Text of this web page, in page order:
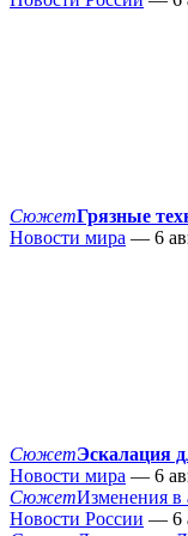
СюжетГрязные
Новости мира — 6
СюжетЭскалация
Новости мира — 6
СюжетИзменения в
Новости России — 6